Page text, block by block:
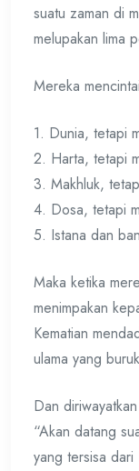
suatu zaman di
melupakan lima
Mereka
1. Dunia, tetapi
2. Harta, tetapi
3. Makhluk,
4. Dosa, tetapi
5. Istana dan
Maka ketika
menimpakan
Kematian
ulama yang
“Akan datang
yang tersisa dari